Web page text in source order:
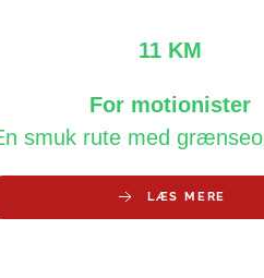
11 KM
For motionister
smuk rute med
LÆS MERE